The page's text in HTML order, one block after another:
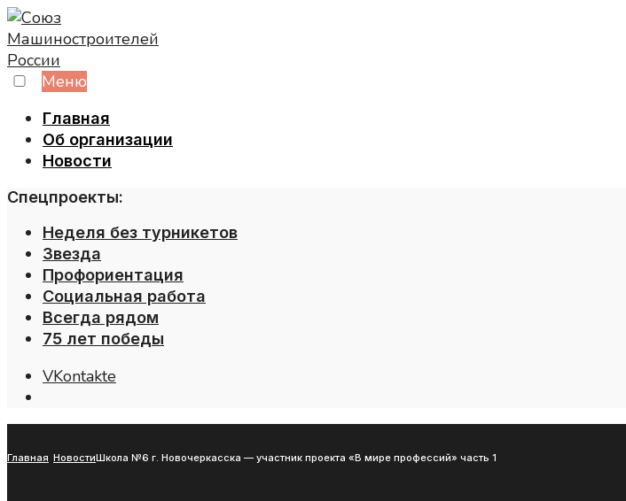
Skip
to
content
Меню
Главная
Об организации
Новости
Спецпроекты:
Неделя без турникетов
Звезда
Профориентация
Социальная работа
Всегда рядом
75 лет победы
VKontakte
Главная НовостиШкола №6 г. Новочеркасска — участник проекта «В мире профессий» часть 1